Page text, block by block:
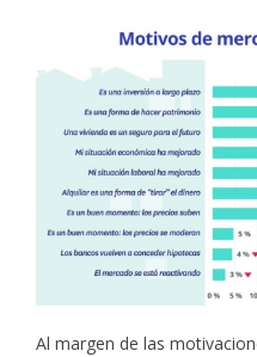
Al margen de las